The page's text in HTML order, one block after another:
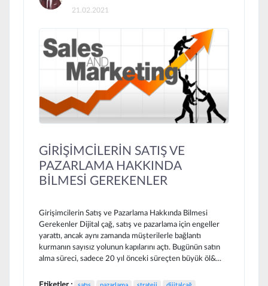
21.02.2021
GİRİŞİMCİLERİN SATIŞ VE
PAZARLAMA HAKKINDA
BİLMESİ GEREKENLER
Girişimcilerin Satış ve Pazarlama Hakkında Bilmesi
Gerekenler Dijital çağ, satış ve pazarlama için engeller
yarattı, ancak aynı zamanda müşterilerle bağlantı
kurmanın sayısız yolunun kapılarını açtı. Bugünün satın
alma süreci, sadece 20 yıl önceki süreçten büyük öl&...